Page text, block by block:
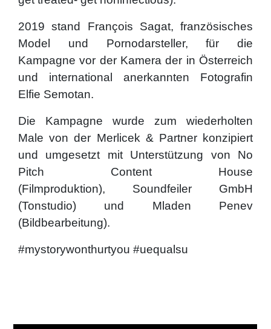
2019 stand François Sagat, französisches
Model und Pornodarsteller, für die
Kampagne vor der Kamera der in Österreich
und international anerkannten Fotografin
Elfie Semotan.
Die Kampagne wurde zum wiederholten
Male von der Merlicek & Partner konzipiert
und umgesetzt mit Unterstützung von No
Pitch Content House
(Filmproduktion), Soundfeiler GmbH
(Tonstudio) und Mladen Penev
(Bildbearbeitung).
#mystorywonthurtyou #uequalsu